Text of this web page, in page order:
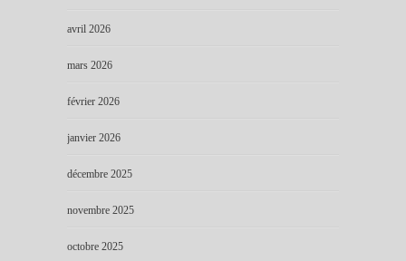
avril 2026
mars 2026
février 2026
janvier 2026
décembre 2025
novembre 2025
octobre 2025